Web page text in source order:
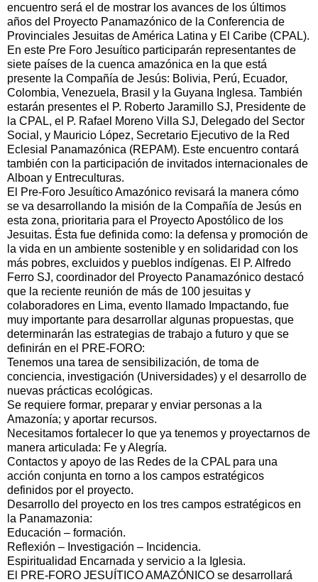
encuentro será el de mostrar los avances de los últimos
años del Proyecto Panamazónico de la Conferencia de
Provinciales Jesuitas de América Latina y El Caribe (CPAL).
En este Pre Foro Jesuítico participarán representantes de
siete países de la cuenca amazónica en la que está
presente la Compañía de Jesús: Bolivia, Perú, Ecuador,
Colombia, Venezuela, Brasil y la Guyana Inglesa. También
estarán presentes el P. Roberto Jaramillo SJ, Presidente de
la CPAL, el P. Rafael Moreno Villa SJ, Delegado del Sector
Social, y Mauricio López, Secretario Ejecutivo de la Red
Eclesial Panamazónica (REPAM). Este encuentro contará
también con la participación de invitados internacionales de
Alboan y Entreculturas.
El Pre-Foro Jesuítico Amazónico revisará la manera cómo
se va desarrollando la misión de la Compañía de Jesús en
esta zona, prioritaria para el Proyecto Apostólico de los
Jesuitas. Ésta fue definida como: la defensa y promoción de
la vida en un ambiente sostenible y en solidaridad con los
más pobres, excluidos y pueblos indígenas. El P. Alfredo
Ferro SJ, coordinador del Proyecto Panamazónico destacó
que la reciente reunión de más de 100 jesuitas y
colaboradores en Lima, evento llamado Impactando, fue
muy importante para desarrollar algunas propuestas, que
determinarán las estrategias de trabajo a futuro y que se
definirán en el PRE-FORO:
Tenemos una tarea de sensibilización, de toma de
conciencia, investigación (Universidades) y el desarrollo de
nuevas prácticas ecológicas.
Se requiere formar, preparar y enviar personas a la
Amazonía; y aportar recursos.
Necesitamos fortalecer lo que ya tenemos y proyectarnos de
manera articulada: Fe y Alegría.
Contactos y apoyo de las Redes de la CPAL para una
acción conjunta en torno a los campos estratégicos
definidos por el proyecto.
Desarrollo del proyecto en los tres campos estratégicos en
la Panamazonia:
Educación – formación.
Reflexión – Investigación – Incidencia.
Espiritualidad Encarnada y servicio a la Iglesia.
El PRE-FORO JESUÍTICO AMAZÓNICO se desarrollará